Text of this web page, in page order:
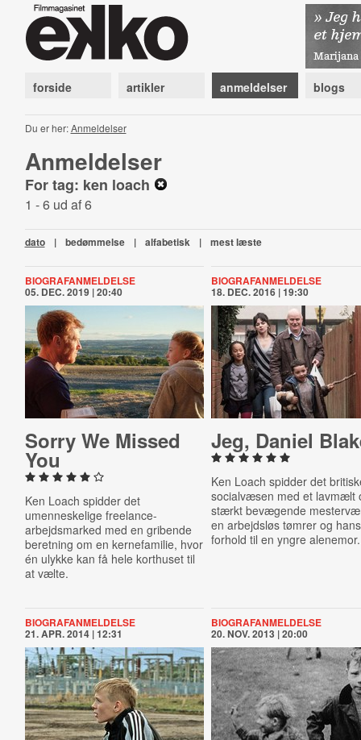
forside artikler anmeldelser blogs
Du er her:Anmeldelser
Anmeldelser
For tag: ken loach
1 - 6 ud af 6
dato | bedømmelse | alfabetisk | mest læste
BIOGRAFANMELDELSE
05. DEC. 2019 | 20:40
Sorry We Missed
You
Ken Loach spidder det
umenneskelige freelance-
arbejdsmarked med en gribende
beretning om en kernefamilie, hvor
én ulykke kan få hele korthuset til
at vælte.
BIOGRAFANMELDELSE
18. DEC. 2016 | 19:30
Jeg, Daniel
Ken Loach spidder det
socialvæsen med et lavmælt
stærkt bevægende
en arbejdsløs tømrer og hans
forhold til en yngre alenemor.
BIOGRAFANMELDELSE
21. APR. 2014 | 12:31
BIOGRAFANMELDELSE
20. NOV. 2013 | 20:00